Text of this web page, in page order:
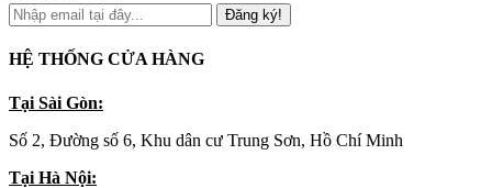
Đăng ký!
HỆ THỐNG CỬA HÀNG
Tại Sài Gòn:
Số 2, Đường số 6, Khu dân cư Trung Sơn, Hồ Chí Minh
Tại Hà Nội: